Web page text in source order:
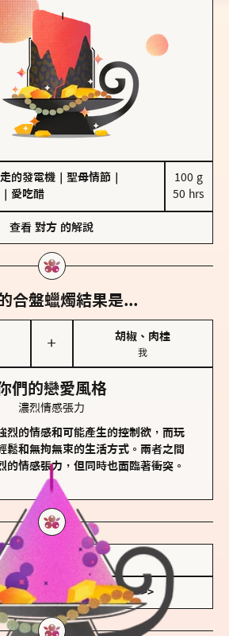
的發電機 聖母情節
愛吃醋
100 g
50 hrs
查看 對方 的解說
合盤蠟燭結果是...
＋
胡椒、肉桂
我
們的戀愛風格
濃烈情感張力
烈的情感和可能產生的控制欲，而玩
鬆和無拘無束的生活方式。兩者之間
的情感張力，但同時也面臨著衝突。
儲存我的結果圖
查看香氛類型全解析 >>>